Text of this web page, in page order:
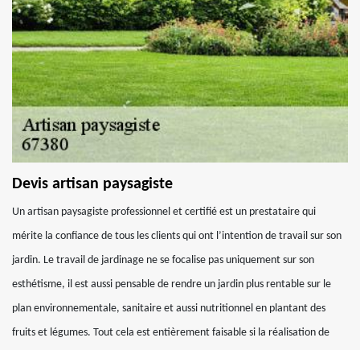
Devis artisan paysagiste
Un artisan paysagiste professionnel et certifié est un prestataire qui
mérite la confiance de tous les clients qui ont l’intention de travail sur son
jardin. Le travail de jardinage ne se focalise pas uniquement sur son
esthétisme, il est aussi pensable de rendre un jardin plus rentable sur le
plan environnementale, sanitaire et aussi nutritionnel en plantant des
fruits et légumes. Tout cela est entièrement faisable si la réalisation de